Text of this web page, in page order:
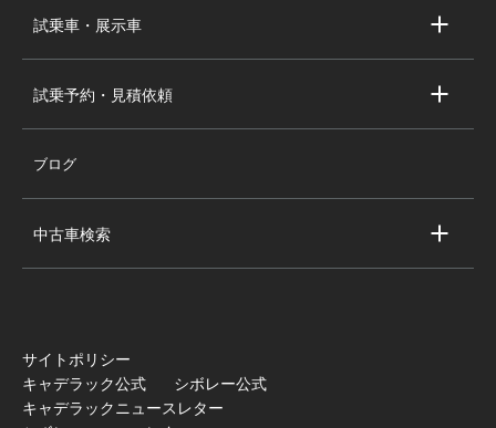
個人情報の取り扱い
シボレー新車即納車
試乗車・展示車
シボレー試乗車・展示車
試乗予約・見積依頼
試乗予約
ブログ
中古車検索
全国の注目の中古車
サイトポリシー
キャデラック公式
シボレー公式
キャデラックニュースレター